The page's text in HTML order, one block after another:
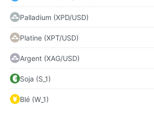
Palladium (XPD/USD)
Platine (XPT/USD)
Argent (XAG/USD)
Soja (S_1)
Blé (W_1)